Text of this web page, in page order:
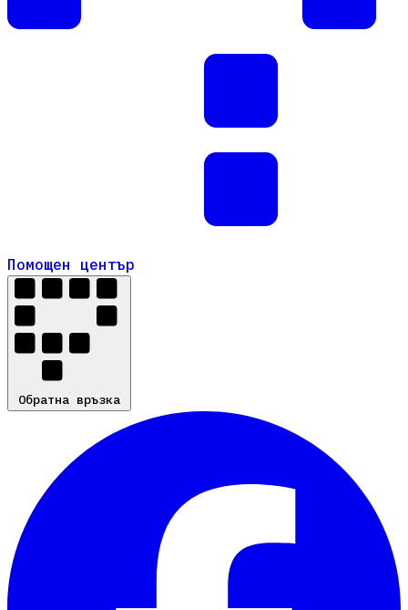
Помощен център
Помощен център
Обратна връзка
Обратна връзка